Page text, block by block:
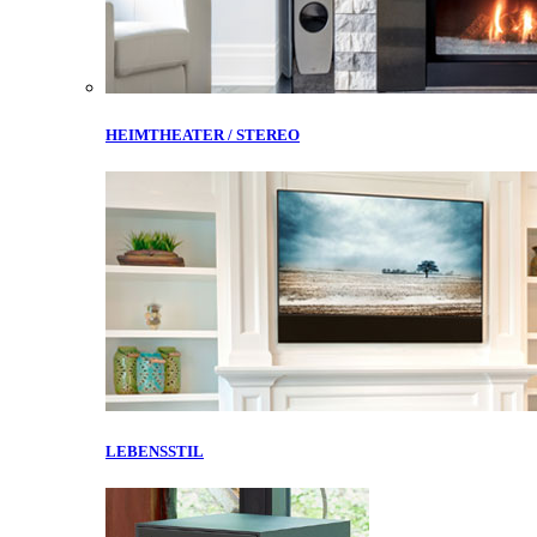
HEIMTHEATER / STEREO
LEBENSSTIL